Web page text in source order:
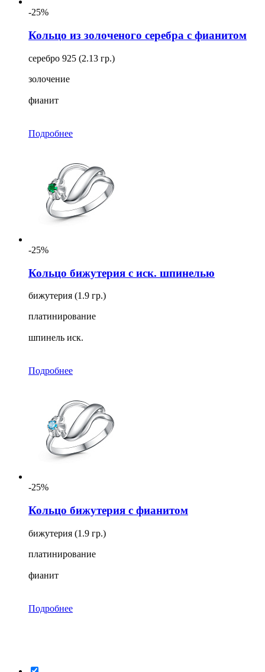
-25%
Кольцо из золоченого серебра с фианитом
серебро 925 (2.13 гр.)
золочение
фианит
Подробнее
-25%
Кольцо бижутерия с иск. шпинелью
бижутерия (1.9 гр.)
платинирование
шпинель иск.
Подробнее
-25%
Кольцо бижутерия с фианитом
бижутерия (1.9 гр.)
платинирование
фианит
Подробнее